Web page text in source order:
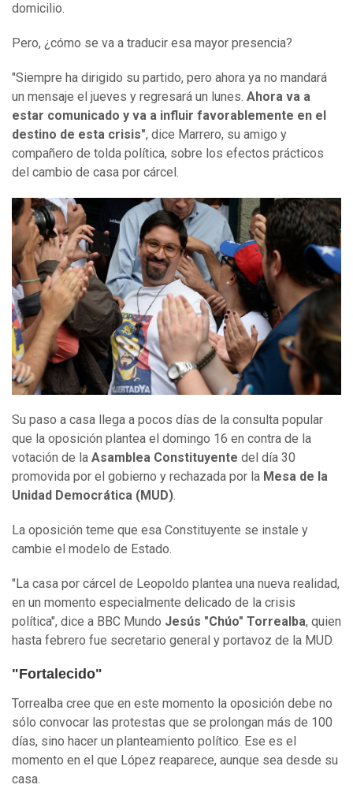
domicilio.
Pero, ¿cómo se va a traducir esa mayor presencia?
"Siempre ha dirigido su partido, pero ahora ya no mandará
un mensaje el jueves y regresará un lunes. Ahora va a
estar comunicado y va a influir favorablemente en el
destino de esta crisis", dice Marrero, su amigo y
compañero de tolda política, sobre los efectos prácticos
del cambio de casa por cárcel.
Su paso a casa llega a pocos días de la consulta popular
que la oposición plantea el domingo 16 en contra de la
votación de la Asamblea Constituyente del día 30
promovida por el gobierno y rechazada por la Mesa de la
Unidad Democrática (MUD).
La oposición teme que esa Constituyente se instale y
cambie el modelo de Estado.
"La casa por cárcel de Leopoldo plantea una nueva realidad,
en un momento especialmente delicado de la crisis
política", dice a BBC Mundo Jesús "Chúo" Torrealba, quien
hasta febrero fue secretario general y portavoz de la MUD.
"Fortalecido"
Torrealba cree que en este momento la oposición debe no
sólo convocar las protestas que se prolongan más de 100
días, sino hacer un planteamiento político. Ese es el
momento en el que López reaparece, aunque sea desde su
casa.